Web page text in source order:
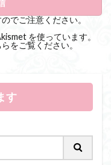
でご注意ください。
を使っています。
をご覧ください。
す